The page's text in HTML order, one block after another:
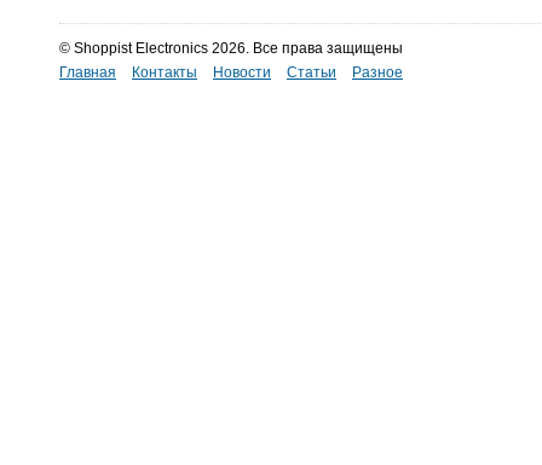
© Shoppist Electronics 2026. Все права защищены
Главная
Контакты Новости Статьи Разное